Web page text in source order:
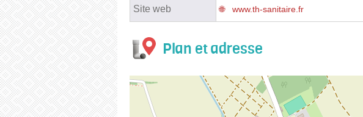
Site web www.th-sanitaire.fr
Plan et adresse